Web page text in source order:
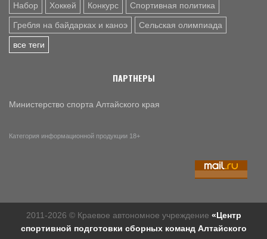
Набор Хоккей Конкурс Спортивная политика
Гребля на байдарках и каноэ Сельская олимпиада
все теги
ПАРТНЕРЫ
Министерство спорта Алтайского края
Категория информационной продукции 18+
2011-2026 © Краевое автономное учреждение «Центр
спортивной подготовки сборных команд Алтайского